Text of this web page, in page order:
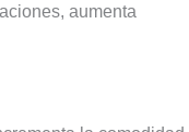
aumenta